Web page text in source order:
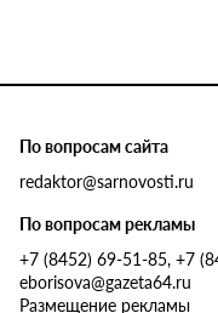
По вопросам сайта
redaktor@sarnovosti.ru
По вопросам рекламы
+7 (8452) 69-51-85, +7
eborisova@gazeta64.ru
Размещение рекламы